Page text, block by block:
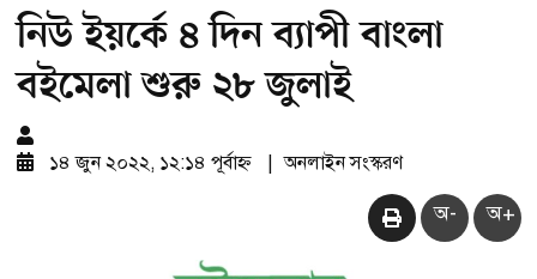
নিউ ইয়র্কে ৪ দিন ব্যাপী বাংলা
বইমেলা শুরু ২৮ জুলাই
১৪ জুন ২০২২, ১২:১৪ পূর্বাহ্ন অনলাইন সংস্করণ
অ- অ+